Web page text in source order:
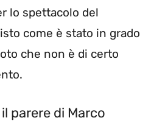
lo spettacolo del
come è stato in grado
che non è di certo
parere di Marco